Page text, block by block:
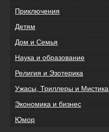
Приключения
Детям
Дом и Семья
Наука и образование
Религия и Эзотерика
Ужасы, Триллеры и Мистика
Экономика и бизнес
Юмор